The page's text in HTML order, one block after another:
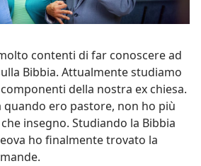
contenti di far conoscere ad
Bibbia. Attualmente studiamo
della nostra ex chiesa.
ero pastore, non ho più
insegno. Studiando la Bibbia
ho finalmente trovato la